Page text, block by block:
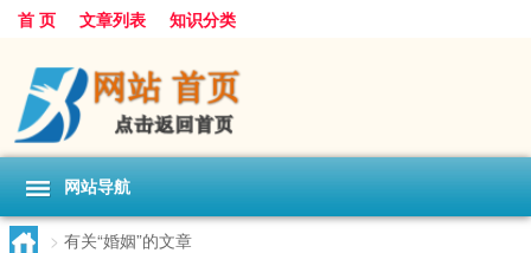
首 页 文章列表 知识分类
网站导航
> 有关“婚姻”的文章